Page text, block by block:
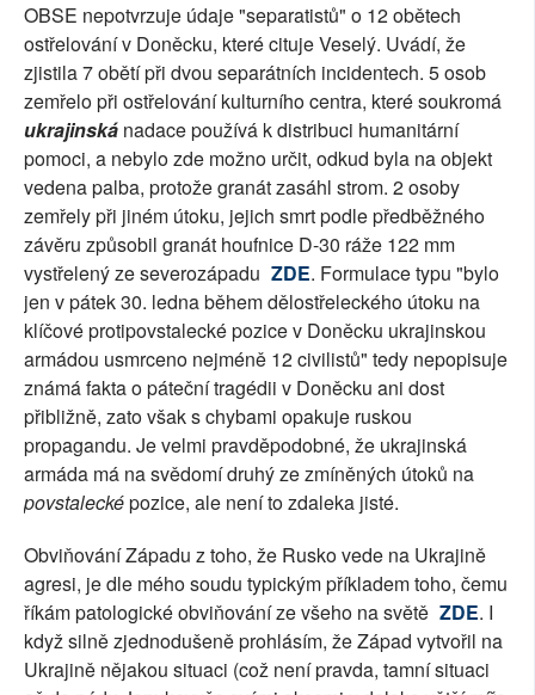
OBSE nepotvrzuje údaje "separatistů" o 12 obětech
ostřelování v Doněcku, které cituje Veselý. Uvádí, že
zjistila 7 obětí při dvou separátních incidentech. 5 osob
zemřelo při ostřelování kulturního centra, které soukromá
ukrajinská nadace používá k distribuci humanitární
pomoci, a nebylo zde možno určit, odkud byla na objekt
vedena palba, protože granát zasáhl strom. 2 osoby
zemřely při jiném útoku, jejich smrt podle předběžného
závěru způsobil granát houfnice D-30 ráže 122 mm
vystřelený ze severozápadu ZDE. Formulace typu "bylo
jen v pátek 30. ledna během dělostřeleckého útoku na
klíčové protipovstalecké pozice v Doněcku ukrajinskou
armádou usmrceno nejméně 12 civilistů" tedy nepopisuje
známá fakta o páteční tragédii v Doněcku ani dost
přibližně, zato však s chybami opakuje ruskou
propagandu. Je velmi pravděpodobné, že ukrajinská
armáda má na svědomí druhý ze zmíněných útoků na
povstalecképozice, ale není to zdaleka jisté.
Obviňování Západu z toho, že Rusko vede na Ukrajině
agresi, je dle mého soudu typickým příkladem toho, čemu
říkám patologické obviňování ze všeho na světě ZDE. I
když silně zjednodušeně prohlásím, že Západ vytvořil na
Ukrajině nějakou situaci (což není pravda, tamní situaci